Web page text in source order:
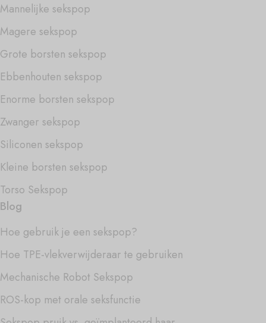
Mannelijke sekspop
Magere sekspop
Grote borsten sekspop
Ebbenhouten sekspop
Enorme borsten sekspop
Zwanger sekspop
Siliconen sekspop
Kleine borsten sekspop
Torso Sekspop
Blog
Hoe gebruik je een sekspop?
Hoe TPE-vlekverwijderaar te gebruiken
Mechanische Robot Sekspop
ROS-kop met orale seksfunctie